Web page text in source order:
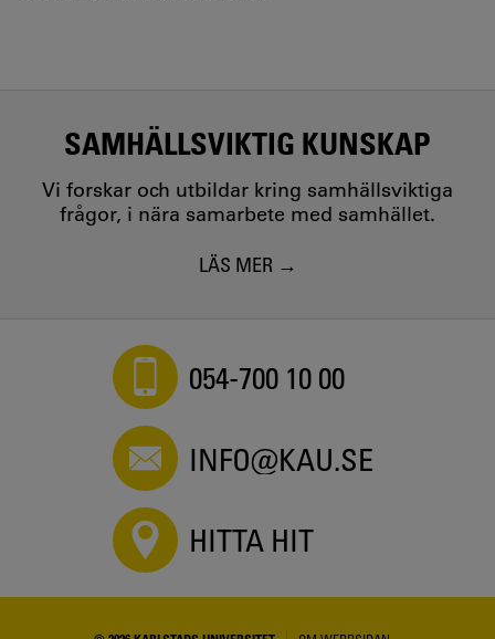
SAMHÄLLSVIKTIG KUNSKAP
Vi forskar och utbildar kring samhällsviktiga
frågor, i nära samarbete med samhället.
LÄS MER
054-700 10 00
INFO@KAU.SE
HITTA HIT